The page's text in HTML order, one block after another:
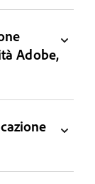
Adobe,